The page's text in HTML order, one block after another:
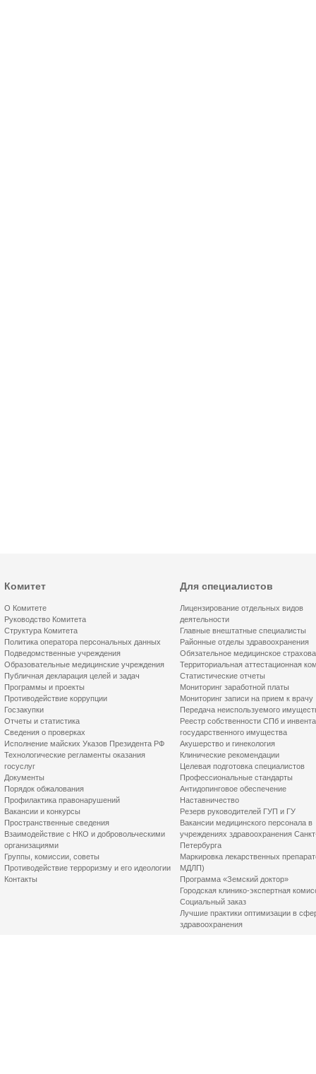
Комитет
О Комитете
Руководство Комитета
Структура Комитета
Политика оператора персональных данных
Подведомственные учреждения
Образовательные медицинские учреждения
Публичная декларация целей и задач
Программы и проекты
Противодействие коррупции
Госзакупки
Отчеты и статистика
Сведения о проверках
Исполнение майских Указов Президента РФ
Технологические регламенты оказания
госуслуг
Документы
Порядок обжалования
Профилактика правонарушений
Вакансии и конкурсы
Пространственные сведения
Взаимодействие с НКО и добровольческими
организациями
Группы, комиссии, советы
Противодействие терроризму и его идеологии
Контакты
Для специалистов
Лицензирование отдельных видов
деятельности
Главные внештатные специалисты
Районные отделы здравоохранения
Обязательное медицинское
Территориальная аттестационная
Статистические отчеты
Мониторинг заработной платы
Мониторинг записи на прием к врачу
Передача неиспользуемого
Реестр собственности СПб и
государственного имущества
Акушерство и гинекология
Клинические рекомендации
Целевая подготовка специалистов
Профессиональные стандарты
Антидопинговое обеспечение
Наставничество
Резерв руководителей ГУП и ГУ
Вакансии медицинского персонала в
учреждениях здравоохранения
Петербурга
Маркировка лекарственных
МДЛП)
Программа «Земский доктор»
Городская клинико-экспертная
Социальный заказ
Лучшие практики оптимизации в
здравоохранения